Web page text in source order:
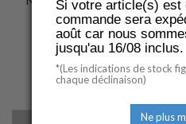
compact et
au
panier
Si votre article(s)
commande sera
août car nous
jusqu'au 16/08 inclus.
*(Les indications de stock
chaque déclinaison)
Ne plus